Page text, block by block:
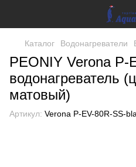
Каталог Водонагреватели
PEONIY Verona P-
водонагреватель
матовый)
Артикул: Verona P-EV-80R-SS-